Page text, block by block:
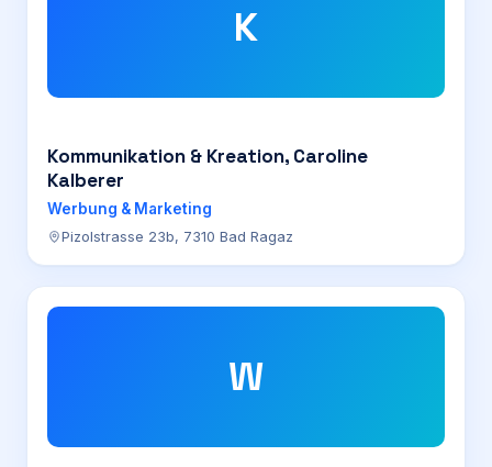
K
Kommunikation & Kreation, Caroline
Kalberer
Werbung & Marketing
Pizolstrasse 23b, 7310 Bad Ragaz
W